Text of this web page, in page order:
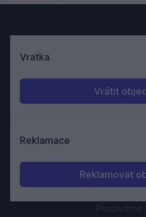
Používáme